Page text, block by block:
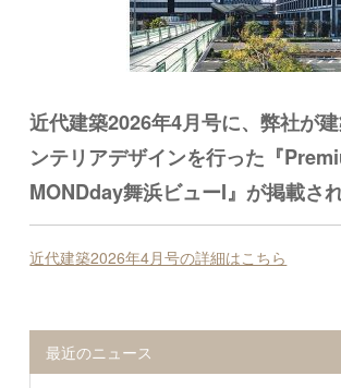
近代建築2026年4月号に、弊社が
ンテリアデザインを行った『
MONDday舞浜ビューI』が掲載さ
近代建築2026年4月号の詳細はこちら
最近のニュース